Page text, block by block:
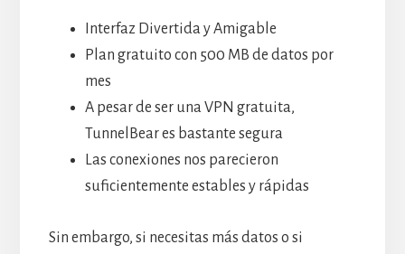
Interfaz Divertida y Amigable
Plan gratuito con 500 MB de datos por
mes
A pesar de ser una VPN gratuita,
TunnelBear es bastante segura
Las conexiones nos parecieron
suficientemente estables y rápidas
Sin embargo, si necesitas más datos o si